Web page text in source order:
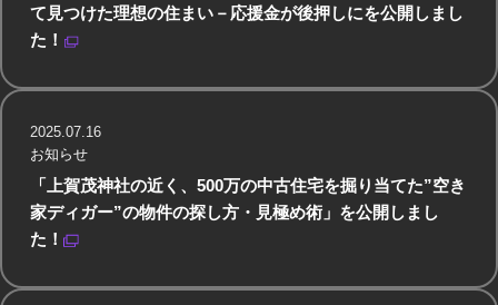
て見つけた理想の住まい－応援金が後押しにを公開しまし
た！
「上賀茂神社の近く、500万の中古住宅を掘り当てた”空き
家ディガー”の物件の探し方・見極め術」を公開しまし
た！
2025.07.16
お知らせ